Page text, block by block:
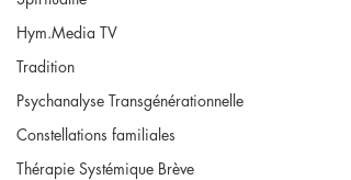
Hym.Media TV
Tradition
Psychanalyse Transgénérationnelle
Constellations familiales
Thérapie Systémique Brève